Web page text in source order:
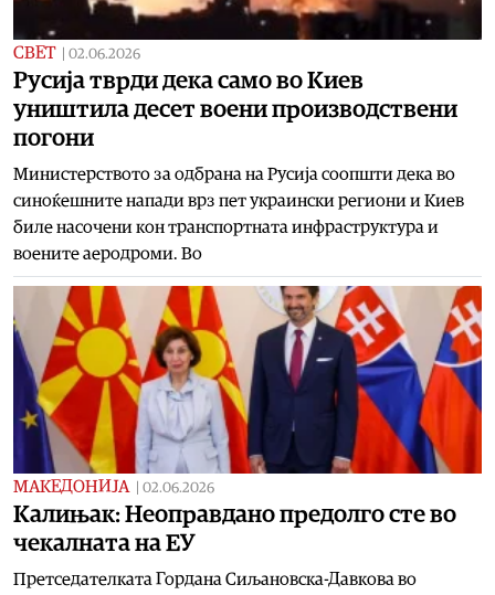
СВЕТ 02.06.2026
Русија тврди дека само во Киев
уништила десет воени производствени
погони
Министерството за одбрана на Русија соопшти дека во
синоќешните напади врз пет украински региони и Киев
биле насочени кон транспортната инфраструктура и
воените аеродроми. Во
МАКЕДОНИЈА 02.06.2026
Калињак: Неоправдано предолго сте во
чекалната на ЕУ
Претседателката Гордана Сиљановска-Давкова во